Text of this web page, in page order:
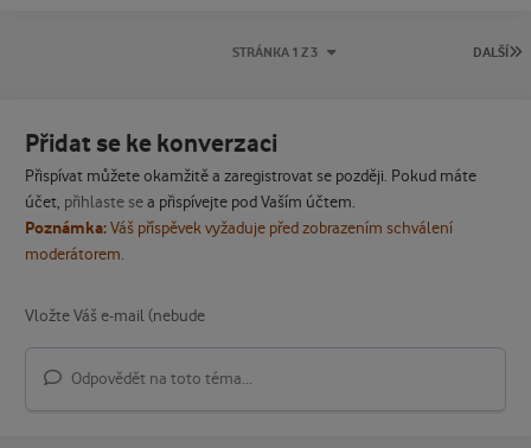
DALŠÍ
STRÁNKA 1 Z 3
Přidat se ke konverzaci
Přispívat můžete okamžitě a zaregistrovat se později. Pokud máte
účet, přihlaste sea přispívejte pod Vaším účtem.
Poznámka:Váš příspěvek vyžaduje před zobrazením schválení
moderátorem.
Odpovědět na toto téma...